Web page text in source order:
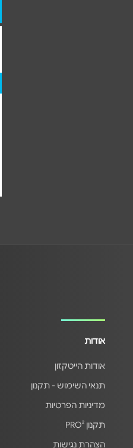
אודות
אודות הייטקזון
תנאי השימוש - תקנון
מדיניות הפרטיות
תקנון PRO²
הצהרת נגישות